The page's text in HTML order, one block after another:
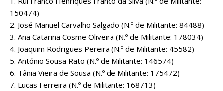
150474)
2. José Manuel Carvalho Salgado (N.º de Militante: 84488)
3. Ana Catarina Cosme Oliveira (N.º de Militante: 178034)
4. Joaquim Rodrigues Pereira (N.º de Militante: 45582)
5. António Sousa Rato (N.º de Militante: 146574)
6. Tânia Vieira de Sousa (N.º de Militante: 175472)
7. Lucas Ferreira (N.º de Militante: 168713)